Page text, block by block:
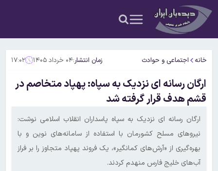
خانه اجتماعی و حوادث زمان انتشار:۰۴ خرداد ۱۴۰۵ ۱۷:۰۲
ارگان رسانه ای نزدیک به سپاه: پهپاد متخاصم در
قشم هدف قرار گرفته شد
ارگان رسانه ای نزدیک به سپاه پاسداران انقلاب اسلامی نوشت:
نیروهای مسلح کشورمان با استفاده از سامانه‌های نوین و با
بهره‌گیری از «آرش‌های کمانگیر»، یک فروند پهپاد متجاوز را بر فراز
آب‌های خلیج فارس منهدم کردند.